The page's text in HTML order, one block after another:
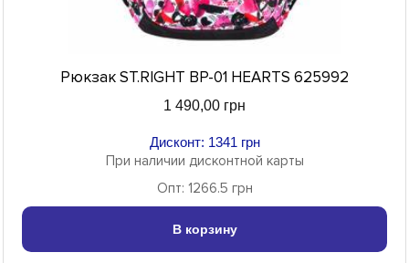
Рюкзак ST.RIGHT BP-01 HEARTS 625992
1 490,00 грн
Дисконт: 1341 грн
При наличии дисконтной карты
Опт: 1266.5 грн
В корзину